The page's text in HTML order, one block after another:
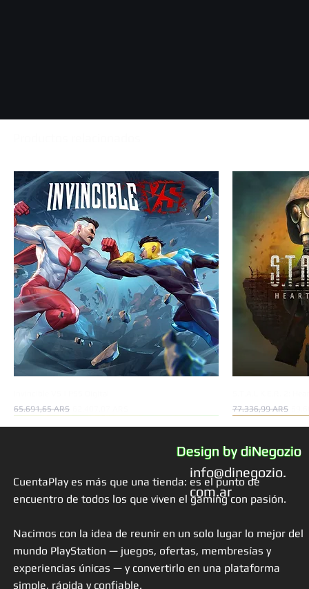
Precio
65.691,65 ARS
Precio
77.336,99 ARS
Oferta!
Oferta! Oferta!
Oferta! Oferta!
CuentaPlay es más que una tienda: es el punto de
encuentro de todos los que viven el gaming con pasión.
Nacimos con la idea de reunir en un solo lugar lo mejor del
mundo PlayStation — juegos, ofertas, membresías y
experiencias únicas — y convertirlo en una plataforma
simple, rápida y confiable.
Design by diNegozio
info@dinegozio.
com.ar